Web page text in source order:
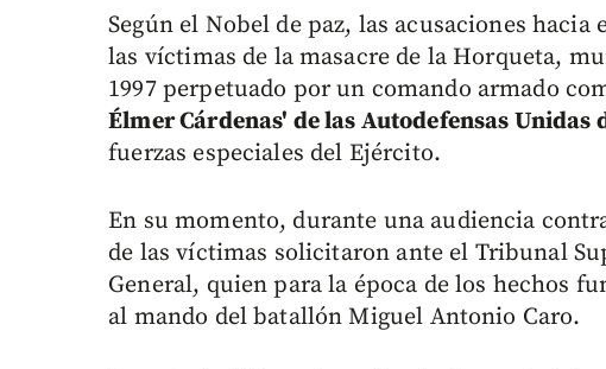
Según el Nobel de paz, las acusaciones
las víctimas de la masacre de la Horqueta,
1997 perpetuado por un comando armado
Élmer Cárdenas' de las Autodefensas Unidas
fuerzas especiales del Ejército.
En su momento, durante una audiencia
de las víctimas solicitaron ante el Tribunal
General, quien para la época de los hechos
al mando del batallón Miguel Antonio Caro.